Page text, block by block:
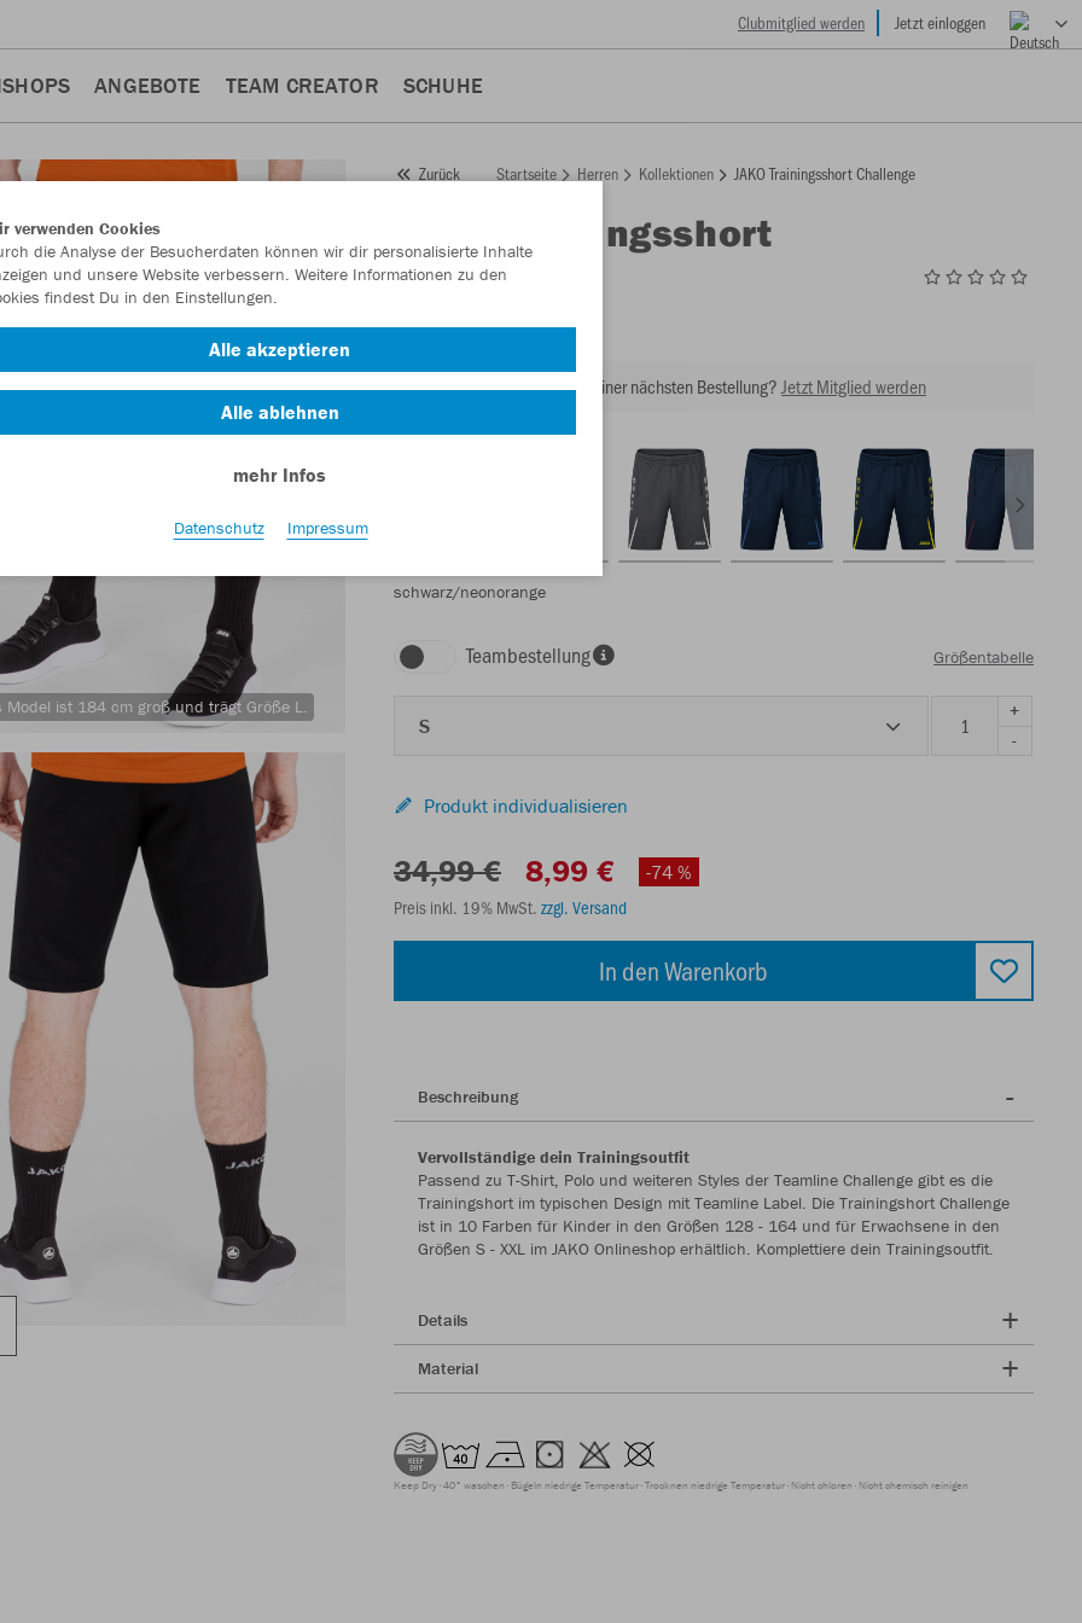
Clubmitglied werden Jetzt einloggen
ANGEBOTE TEAM CREATOR SCHUHE
Model ist 184 cm groß und trägt Größe L.
Zurück Startseite Herren Kollektionen JAKO Trainingsshort Challenge
Trainingsshort
Challenge
Lust auf 30% Rabatt bei Deiner nächsten Bestellung? Jetzt Mitglied werden
schwarz/neonorange
Teambestellung Größentabelle
S
+
-
Produkt individualisieren
34,99 € 8,99 €
-74 %
Preis inkl. 19% MwSt. zzgl. Versand
In den Warenkorb
Beschreibung
Vervollständige dein Trainingsoutfit
Passend zu T-Shirt, Polo und weiteren Styles der Teamline Challenge gibt es die
Trainingshort im typischen Design mit Teamline Label. Die Trainingshort Challenge
ist in 10 Farben für Kinder in den Größen 128 - 164 und für Erwachsene in den
Größen S - XXL im JAKO Onlineshop erhältlich. Komplettiere dein Trainingsoutfit.
Details
Material
Keep Dry 40° waschen Bügeln niedrige Temperatur Trocknen niedrige Temperatur Nicht chloren Nicht chemisch reinigen
verwenden Cookies
die Analyse der Besucherdaten können wir dir personalisierte Inhalte
und unsere Website verbessern. Weitere Informationen zu den
findest Du in den Einstellungen.
Alle akzeptieren
Alle ablehnen
mehr Infos
Datenschutz Impressum